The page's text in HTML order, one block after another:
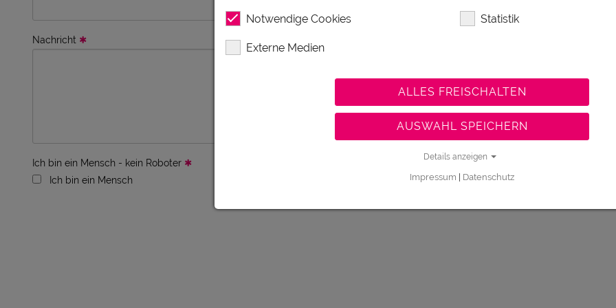
Nachricht
Ich bin ein Mensch - kein Roboter
Ich bin ein Mensch
Notwendige Cookies Statistik
Externe Medien
ALLES FREISCHALTEN
AUSWAHL SPEICHERN
Details anzeigen
Impressum Datenschutz